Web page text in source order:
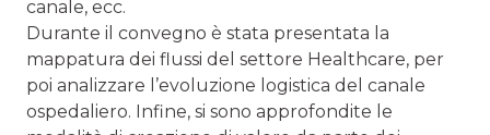
canale, ecc.
Durante il convegno è stata presentata la
mappatura dei flussi del settore Healthcare, per
poi analizzare l’evoluzione logistica del canale
ospedaliero. Infine, si sono approfondite le